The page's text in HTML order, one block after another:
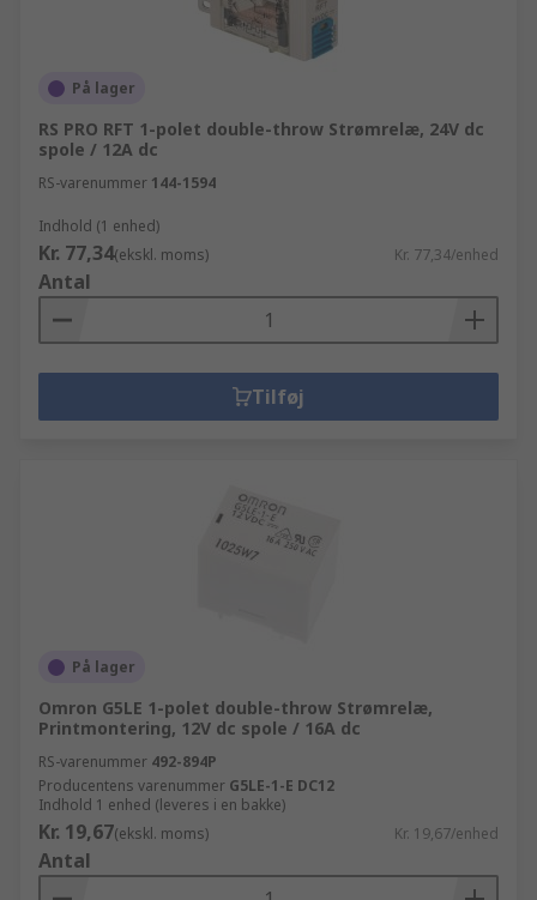
På lager
RS PRO RFT 1-polet double-throw Strømrelæ, 24V dc
spole / 12A dc
RS-varenummer 144-1594
Indhold (1 enhed)
Kr. 77,34(ekskl. moms) Kr. 77,34/enhed
Antal
Tilføj
På lager
Omron G5LE 1-polet double-throw Strømrelæ,
Printmontering, 12V dc spole / 16A dc
RS-varenummer 492-894P
Producentens varenummer G5LE-1-E DC12
Indhold 1 enhed (leveres i en bakke)
Kr. 19,67(ekskl. moms) Kr. 19,67/enhed
Antal